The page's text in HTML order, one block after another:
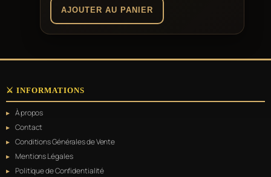
AJOUTER AU PANIER
⚔️ INFORMATIONS
À propos
Contact
Conditions Générales de Vente
Mentions Légales
Politique de Confidentialité